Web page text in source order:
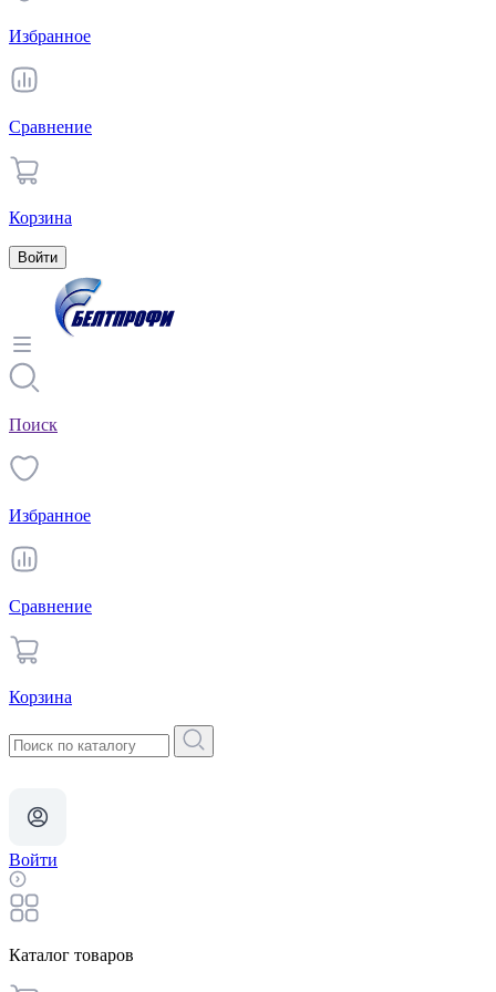
Избранное
Сравнение
Корзина
Войти
Поиск
Избранное
Сравнение
Корзина
Войти
Каталог товаров